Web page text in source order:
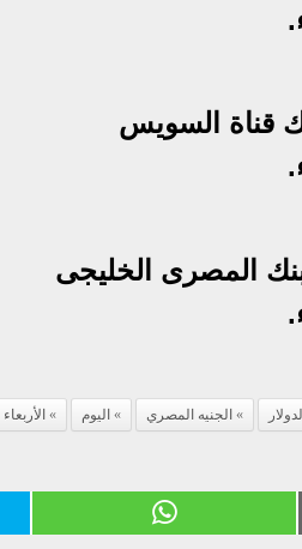
قناة السويس
المصرى الخليجى
الجنيه المصري اليوم الأربعاء